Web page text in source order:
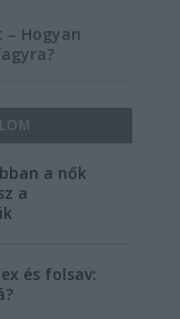
Hogyan
a nők
a
és folsav: